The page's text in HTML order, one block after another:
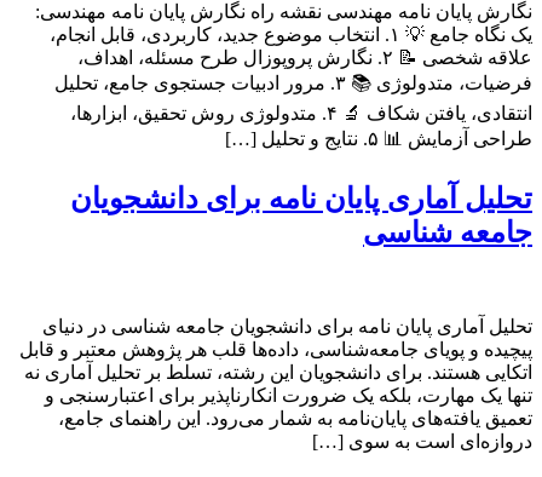
نگارش پایان نامه مهندسی نقشه راه نگارش پایان نامه مهندسی:
یک نگاه جامع 💡 ۱. انتخاب موضوع جدید، کاربردی، قابل انجام،
علاقه شخصی 📝 ۲. نگارش پروپوزال طرح مسئله، اهداف،
فرضیات، متدولوژی 📚 ۳. مرور ادبیات جستجوی جامع، تحلیل
انتقادی، یافتن شکاف 🔬 ۴. متدولوژی روش تحقیق، ابزارها،
طراحی آزمایش 📊 ۵. نتایج و تحلیل […]
تحلیل آماری پایان نامه برای دانشجویان
جامعه شناسی
تحلیل آماری پایان نامه برای دانشجویان جامعه شناسی در دنیای
پیچیده و پویای جامعه‌شناسی، داده‌ها قلب هر پژوهش معتبر و قابل
اتکایی هستند. برای دانشجویان این رشته، تسلط بر تحلیل آماری نه
تنها یک مهارت، بلکه یک ضرورت انکارناپذیر برای اعتبارسنجی و
تعمیق یافته‌های پایان‌نامه به شمار می‌رود. این راهنمای جامع،
دروازه‌ای است به سوی […]